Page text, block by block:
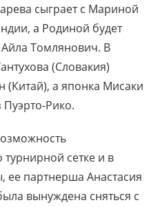
сыграет с Мариной
а Родиной будет
Айла Томлянович. В
(Словакия)
(Китай), а японка Мисаки
Рико.
сетке и в
ее партнерша Анастасия
вынуждена сняться с